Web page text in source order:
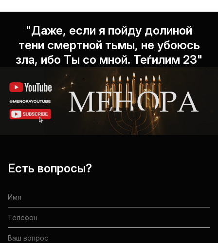
"Даже, если я пойду долиной
тени смертной тьмы, не убоюсь
зла, ибо Ты со мной. Теѓилим 23"
Есть вопросы?